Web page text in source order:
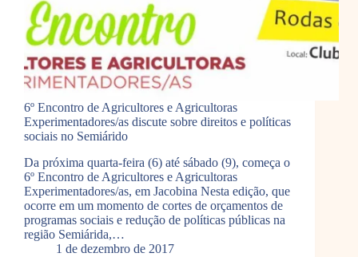
6º Encontro de Agricultores e Agricultoras
Experimentadores/as discute sobre direitos e políticas
sociais no Semiárido
Da próxima quarta-feira (6) até sábado (9), começa o
6º Encontro de Agricultores e Agricultoras
Experimentadores/as, em Jacobina Nesta edição, que
ocorre em um momento de cortes de orçamentos de
programas sociais e redução de políticas públicas na
região Semiárida,…
1 de dezembro de 2017